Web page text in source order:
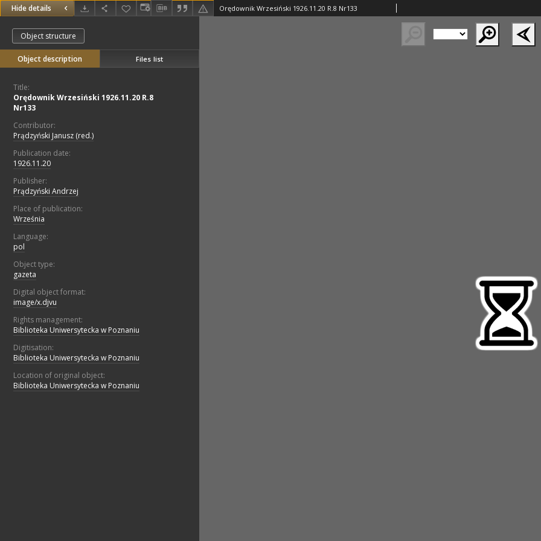
Hide details Orędownik Wrzesiński 1926.11.20 R.8 Nr133
Object structure
Object description Files list
Title:
Orędownik Wrzesiński 1926.11.20 R.8
Nr133
Contributor:
Prądzyński Janusz (red.)
Publication date:
1926.11.20
Publisher:
Prądzyński Andrzej
Place of publication:
Września
Language:
pol
Object type:
gazeta
Digital object format:
image/x.djvu
Rights management:
Biblioteka Uniwersytecka w Poznaniu
Digitisation:
Biblioteka Uniwersytecka w Poznaniu
Location of original object:
Biblioteka Uniwersytecka w Poznaniu